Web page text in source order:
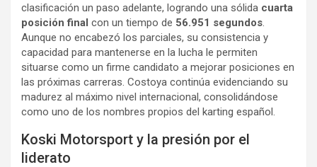
clasificación un paso adelante, logrando una sólida cuarta
posición final con un tiempo de 56.951 segundos.
Aunque no encabezó los parciales, su consistencia y
capacidad para mantenerse en la lucha le permiten
situarse como un firme candidato a mejorar posiciones en
las próximas carreras. Costoya continúa evidenciando su
madurez al máximo nivel internacional, consolidándose
como uno de los nombres propios del karting español.
Koski Motorsport y la presión por el
liderato